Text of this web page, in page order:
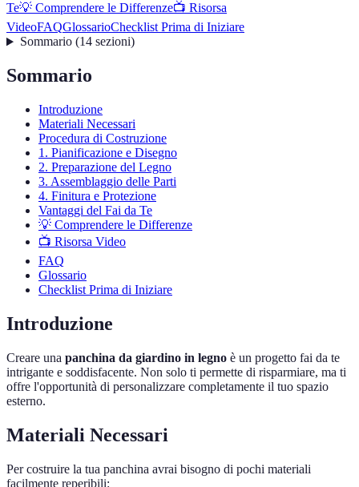
Te💡 Comprendere le Differenze📺 Risorsa
VideoFAQGlossarioChecklist Prima di Iniziare
Sommario(14 sezioni)
Sommario
Introduzione
Materiali Necessari
Procedura di Costruzione
1. Pianificazione e Disegno
2. Preparazione del Legno
3. Assemblaggio delle Parti
4. Finitura e Protezione
Vantaggi del Fai da Te
💡 Comprendere le Differenze
📺 Risorsa Video
FAQ
Glossario
Checklist Prima di Iniziare
Introduzione
Creare una panchina da giardino in legno è un progetto fai da te
intrigante e soddisfacente. Non solo ti permette di risparmiare, ma ti
offre l'opportunità di personalizzare completamente il tuo spazio
esterno.
Materiali Necessari
Per costruire la tua panchina avrai bisogno di pochi materiali
facilmente reperibili: